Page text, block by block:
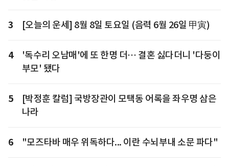
3 [오늘의 운세] 8월 8일 토요일 (음력 6월 26일 甲寅)
4
'독수리 오남매'에 또 한명 더… 결혼 싫다더니 '다둥이
부모' 됐다
5
[박정훈 칼럼] 국방장관이 모택동 어록을 좌우명 삼은
나라
6 "모즈타바 매우 위독하다... 이란 수뇌부내 소문 파다"